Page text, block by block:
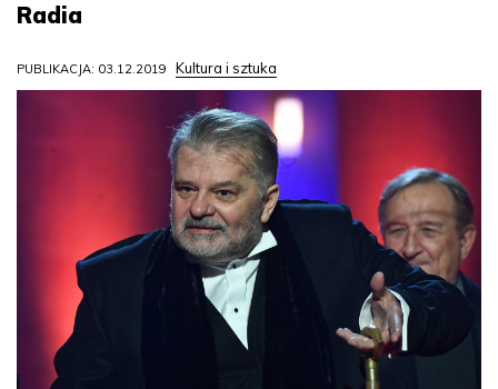
Radia
PUBLIKACJA: 03.12.2019 Kultura i sztuka